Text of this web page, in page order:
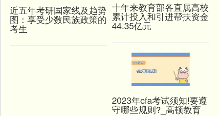
近五年考研国家线及趋势
图：享受少数民族政策的
考生
十年来教育部各直属高校
累计投入和引进帮扶资金
44.35亿元
2023年cfa考试须知!要遵
守哪些规则?_高顿教育